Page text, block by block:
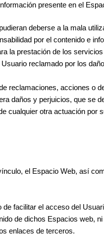
presente en el
deberse a la mala
por el contenido e
la prestación de los
reclamado por los
reclamaciones, acciones o
daños y perjuicios, que se
cualquier otra actuación por
el Espacio Web, así
facilitar el acceso del
de dichos Espacios web,
enlaces de terceros.